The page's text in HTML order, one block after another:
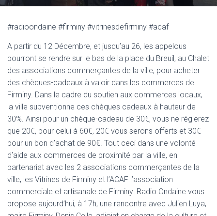
N
#radioondaine #firminy #vitrinesdefirminy #acaf
A partir du 12 Décembre, et jusqu’au 26, les appelous
pourront se rendre sur le bas de la place du Breuil, au Chalet
des associations commerçantes de la ville, pour acheter
des chèques-cadeaux à valoir dans les commerces de
Firminy. Dans le cadre du soutien aux commerces locaux,
la ville subventionne ces chèques cadeaux à hauteur de
30%. Ainsi pour un chèque-cadeau de 30€, vous ne réglerez
que 20€, pour celui à 60€, 20€ vous serons offerts et 30€
pour un bon d’achat de 90€. Tout ceci dans une volonté
d’aide aux commerces de proximité par la ville, en
partenariat avec les 2 associations commerçantes de la
ville, les Vitrines de Firminy et l’ACAF l’association
commerciale et artisanale de Firminy. Radio Ondaine vous
propose aujourd’hui, à 17h, une rencontre avec Julien Luya,